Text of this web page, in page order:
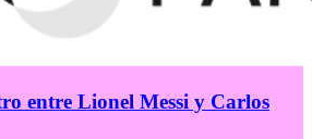
entre Lionel Messi y Carlos